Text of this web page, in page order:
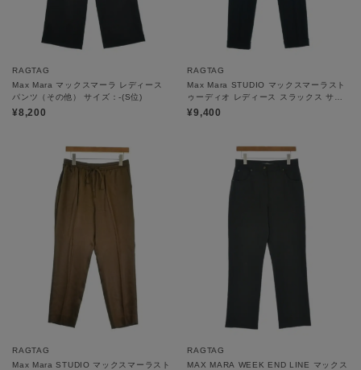
RAGTAG
Max Mara マックスマーラ レディース
パンツ（その他） サイズ：-(S位)
¥8,200
RAGTAG
Max Mara STUDIO マックスマーラスト
ゥーディオ レディース スラックス サイ
ズ：38(S位)
¥9,400
RAGTAG
Max Mara STUDIO マックスマーラスト
RAGTAG
MAX MARA WEEK END LINE マックス